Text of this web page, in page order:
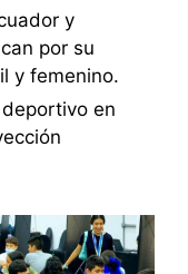
y
por su
y femenino.
en